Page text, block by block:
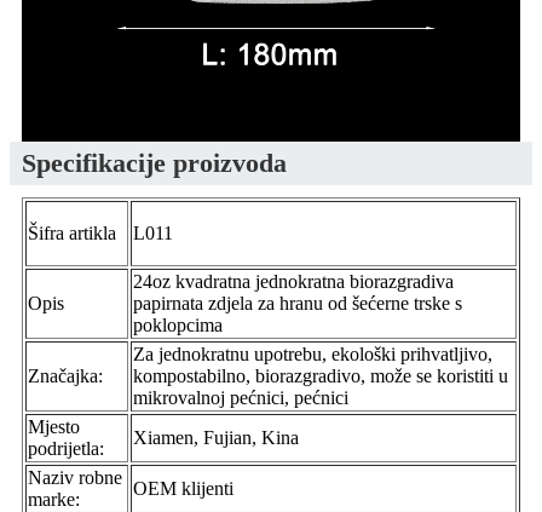
Specifikacije proizvoda
Šifra artikla L011
Opis
24oz kvadratna jednokratna biorazgradiva
papirnata zdjela za hranu od šećerne trske s
poklopcima
Značajka:
Za jednokratnu upotrebu, ekološki prihvatljivo,
kompostabilno, biorazgradivo, može se koristiti u
mikrovalnoj pećnici, pećnici
Mjesto
podrijetla:
Xiamen, Fujian, Kina
Naziv robne
marke:
OEM klijenti